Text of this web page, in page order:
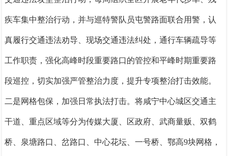
疾车集中整治行动，并与巡特警队员屯警路面联合用警，认
真履行交通违法劝导、现场交通违法纠处，通行车辆疏导等
工作职责，强化高峰时段重要路口的管控和平峰时期重要路
段巡控，切实加强严管整治力度，提升专项整治打击效能。
二是网格包保，加强日常执法打击。将咸宁中心城区交通主
干道、重点区域等分为传媒大厦、区政府、武商量贩、双鹤
桥、泉塘路口、岔路口、中心花坛、一号桥、鄂高9块网格，